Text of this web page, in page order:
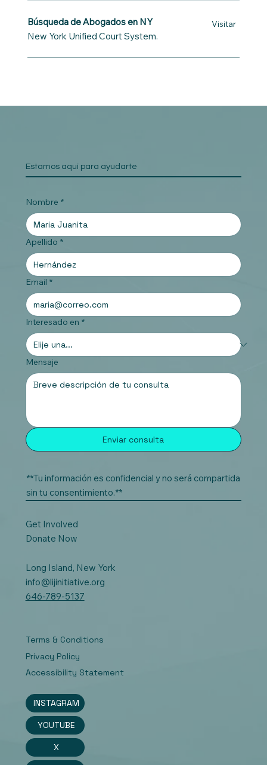
Visitar
Búsqueda de Abogados en NY
New York Unified Court System.
Estamos aquí para ayudarte
Nombre *
Apellido *
Email *
Interesado en *
Mensaje
Enviar consulta
**Tu información es confidencial y no será compartida
sin tu consentimiento.**
Get Involved
Donate Now
Long Island, New York
info@lijinitiative.org
646-789-5137
Terms & Conditions
Privacy Policy
Accessibility Statement
YOUTUBE
INSTAGRAM
X